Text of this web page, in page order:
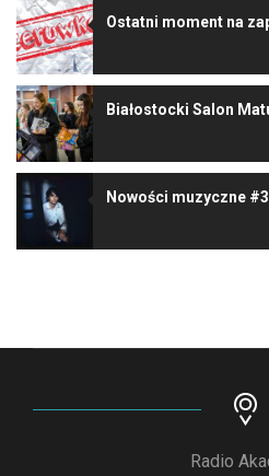
Ostatni moment na
Białostocki Salon
Nowości muzyczne
Radio